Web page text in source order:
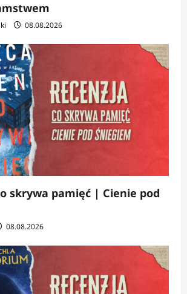
08.08.2026
skrywa pamięć | Cienie pod
08.08.2026